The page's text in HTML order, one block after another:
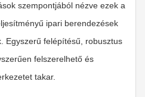
szempontjából nézve ezek a
ipari berendezések
Egyszerű felépítésű, robusztus
felszerelhető és
takar.